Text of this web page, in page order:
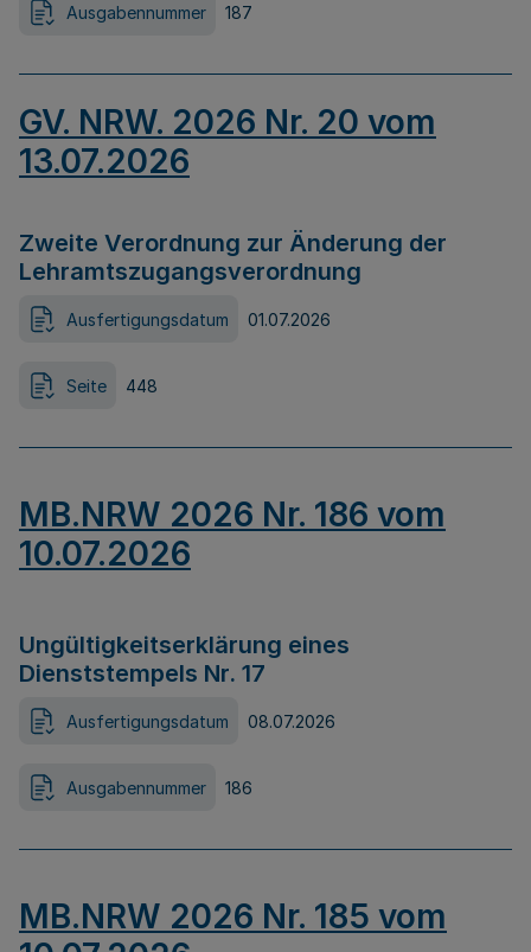
Ausgabennummer 187
GV. NRW. 2026 Nr. 20 vom
13.07.2026
Zweite Verordnung zur Änderung der
Lehramtszugangsverordnung
Ausfertigungsdatum 01.07.2026
Seite 448
MB.NRW 2026 Nr. 186 vom
10.07.2026
Ungültigkeitserklärung eines
Dienststempels Nr. 17
Ausfertigungsdatum 08.07.2026
Ausgabennummer 186
MB.NRW 2026 Nr. 185 vom